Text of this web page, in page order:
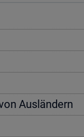
Aus­län­dern